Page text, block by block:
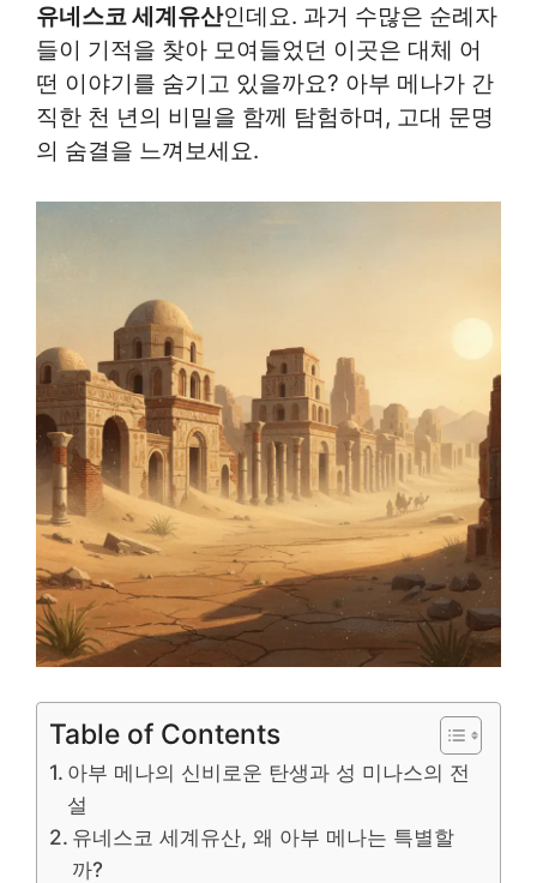
유네스코 세계유산인데요. 과거 수많은 순례자
들이 기적을 찾아 모여들었던 이곳은 대체 어
떤 이야기를 숨기고 있을까요? 아부 메나가 간
직한 천 년의 비밀을 함께 탐험하며, 고대 문명
의 숨결을 느껴보세요.
Table of Contents
아부 메나의 신비로운 탄생과 성 미나스의 전
설
유네스코 세계유산, 왜 아부 메나는 특별할
까?